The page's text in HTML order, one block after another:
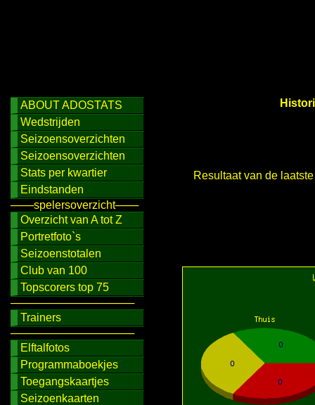
ABOUT ADOSTATS
Wedstrijden
Seizoensoverzichten
Seizoensoverzichten
Stats per kwartier
Eindstanden
───spelersoverzicht───
Overzicht van A tot Z
Portretfoto`s
Seizoenstotalen
Club van 100
Topscorers top 75
────────────────
Trainers
────────────────
Elftalfotos
Programmaboekjes
Toegangskaartjes
Seizoenkaarten
Resultaat van de